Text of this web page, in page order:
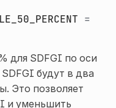
=
для SDFGI по оси
будут в два
Это позволяет
и уменьшить